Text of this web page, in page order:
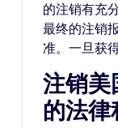
的注销有充
最终的注销
准。一旦获
注销美
的法